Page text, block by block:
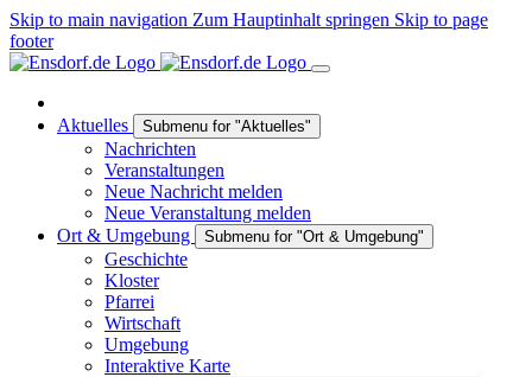
Skip to main navigation Zum Hauptinhalt springen Skip to page
footer
Aktuelles Submenu for "Aktuelles"
Nachrichten
Veranstaltungen
Neue Nachricht melden
Neue Veranstaltung melden
Ort & Umgebung
Submenu for "Ort & Umgebung"
Geschichte
Kloster
Pfarrei
Wirtschaft
Umgebung
Interaktive Karte